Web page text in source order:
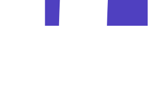
отдохнёт. Устал человек